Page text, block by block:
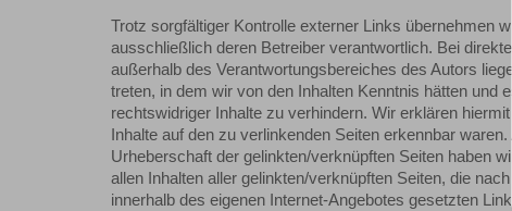
Trotz sorgfältiger Kontrolle externer Links übernehmen
ausschließlich deren Betreiber verantwortlich. Bei
außerhalb des Verantwortungsbereiches des Autors
treten, in dem wir von den Inhalten Kenntnis hätten
rechtswidriger Inhalte zu verhindern. Wir erklären
Inhalte auf den zu verlinkenden Seiten erkennbar
Urheberschaft der gelinkten/verknüpften Seiten haben
allen Inhalten aller gelinkten/verknüpften Seiten, die
innerhalb des eigenen Internet-Angebotes gesetzten